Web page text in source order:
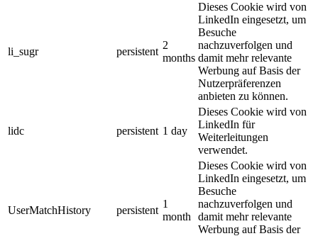
li_sugr persistent
2
months
Dieses Cookie wird von
LinkedIn eingesetzt, um
Besuche
nachzuverfolgen und
damit mehr relevante
Werbung auf Basis der
Nutzerpräferenzen
anbieten zu können.
lidc persistent 1 day
Dieses Cookie wird von
LinkedIn für
Weiterleitungen
verwendet.
UserMatchHistory persistent
1
month
Dieses Cookie wird von
LinkedIn eingesetzt, um
Besuche
nachzuverfolgen und
damit mehr relevante
Werbung auf Basis der